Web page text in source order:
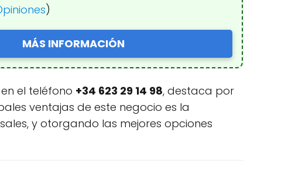
)
MÁS INFORMACIÓN
el teléfono +34 623 29 14 98, destaca por
ventajas de este negocio es la
y otorgando las mejores opciones